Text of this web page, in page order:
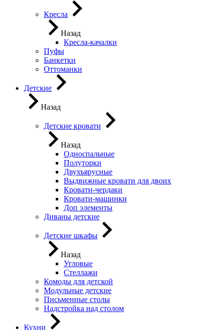
Кресла
Назад
Кресла-качалки
Пуфы
Банкетки
Оттоманки
Детские
Назад
Детские кровати
Назад
Односпальные
Полуторки
Двухъярусные
Выдвижные кровати для двоих
Кровати-чердаки
Кровати-машинки
Доп элементы
Диваны детские
Детские шкафы
Назад
Угловые
Стеллажи
Комоды для детской
Модульные детские
Письменные столы
Надстройка над столом
Кухни